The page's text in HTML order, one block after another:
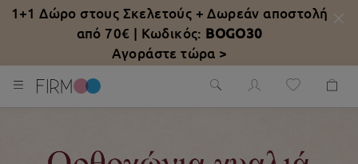
1+1 Δώρο στους Σκελετούς +Δωρεάν αποστολή
από 70€ | Κωδικός: BOGO30
Αγοράστε τώρα >